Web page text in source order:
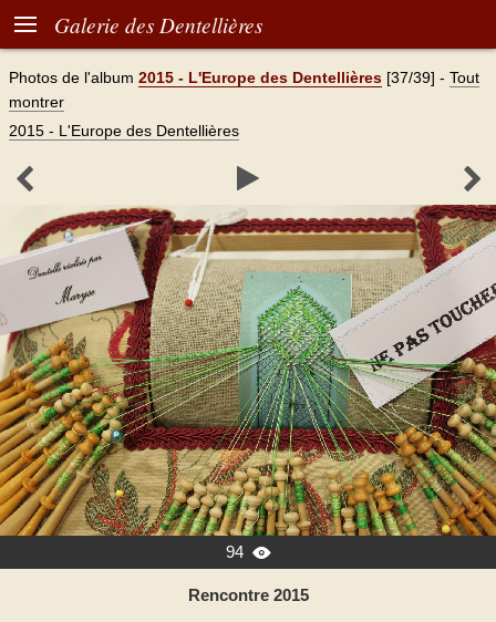
 Galerie des Dentellières
Photos de l'album 2015 - L'Europe des Dentellières [37/39] - Tout
montrer
2015 - L'Europe des Dentellières
  
94 
Rencontre 2015